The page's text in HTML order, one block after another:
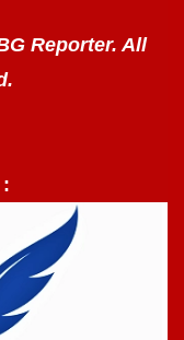
Reporter. All